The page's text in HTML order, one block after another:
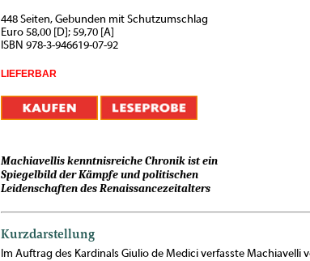
448 Seiten, Gebunden mit Schutzumschlag
Euro 58,00 [D]; 59,70 [A]
ISBN 978-3-946619-07-92
LIEFERBAR
Machiavellis kenntnisreiche Chronik ist ein
Spiegelbild der Kämpfe und politischen
Leidenschaften des Renaissancezeitalters
Kurzdarstellung
Im Auftrag des Kardinals Giulio de Medici verfasste Machiavelli